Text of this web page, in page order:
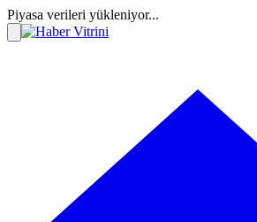
Piyasa verileri yükleniyor...